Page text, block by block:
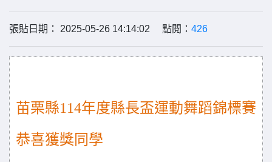
張貼日期： 2025-05-26 14:14:02 點閱： 426
苗栗縣114年度縣長盃運動舞蹈錦標賽
恭喜獲獎同學